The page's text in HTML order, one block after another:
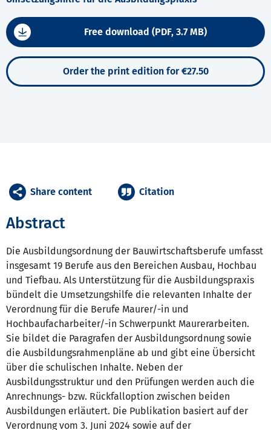
Free download (PDF, 3.7 MB)
Order the print edition for €27.50
Abstract
Die Ausbildungsordnung der Bauwirtschaftsberufe umfasst
insgesamt 19 Berufe aus den Bereichen Ausbau, Hochbau
und Tiefbau. Als Unterstützung für die Ausbildungspraxis
bündelt die Umsetzungshilfe die relevanten Inhalte der
Verordnung für die Berufe Maurer/-in und
Hochbaufacharbeiter/-in Schwerpunkt Maurerarbeiten.
Sie bildet die Paragrafen der Ausbildungsordnung sowie
die Ausbildungsrahmenpläne ab und gibt eine Übersicht
über die schulischen Inhalte. Neben der
Ausbildungsstruktur und den Prüfungen werden auch die
Anrechnungs- bzw. Rückfalloption zwischen beiden
Ausbildungen erläutert. Die Publikation basiert auf der
Verordnung vom 3. Juni 2024 sowie auf der
Share content Citation